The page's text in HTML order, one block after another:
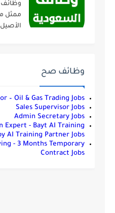
ممثل
وظائف صح
– Oil & Gas Trading Jobs
Sales Supervisor Jobs
Admin Secretary Jobs
Expert - Bayt AI Training
AI Training Partner Jobs
- 3 Months Temporary
Contract Jobs